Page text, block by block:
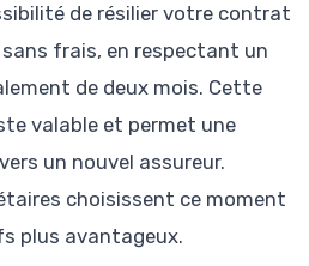
de résilier votre contrat
frais, en respectant un
de deux mois. Cette
valable et permet une
un nouvel assureur.
choisissent ce moment
plus avantageux.